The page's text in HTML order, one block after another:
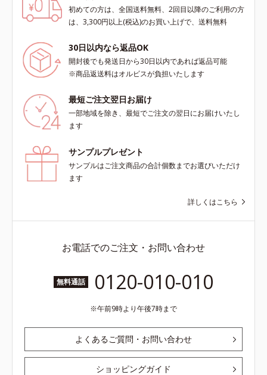
初めての方は、全国送料無料、2回目以降のご利用の方
は、3,300円以上(税込)のお買い上げで、送料無料
30日以内なら返品OK
開封後でも発送日から30日以内であれば返品可能
※商品返送料はオルビスが負担いたします
最短ご注文翌日お届け
一部地域を除き、最短でご注文の翌日にお届けいたし
ます
サンプルプレゼント
サンプルはご注文商品の合計個数までお選びいただけ
ます
詳しくはこちら
お電話でのご注文・お問い合わせ
無料通話 0120-010-010
午前9時より午後7時まで
よくあるご質問・お問い合わせ
ショッピングガイド